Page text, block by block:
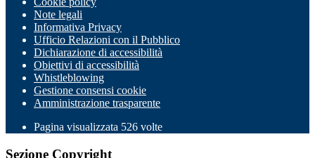
Note legali
Informativa Privacy
Ufficio Relazioni con il Pubblico
Dichiarazione di accessibilità
Obiettivi di accessibilità
Whistleblowing
Gestione consensi cookie
Amministrazione trasparente
Pagina visualizzata 526 volte
Sezione Copyright